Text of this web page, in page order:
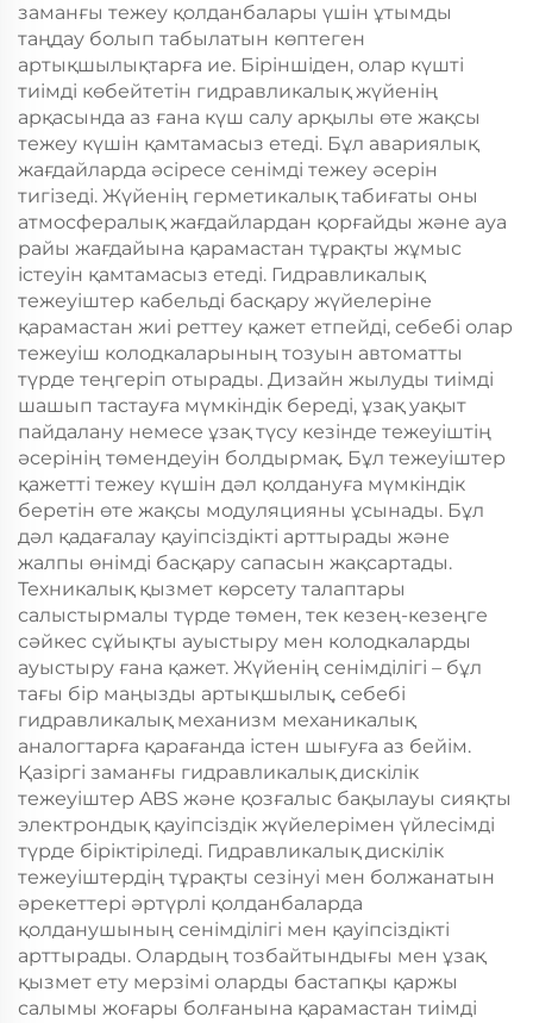
заманғы тежеу қолданбалары үшін ұтымды
таңдау болып табылатын көптеген
артықшылықтарға ие. Біріншіден, олар күшті
тиімді көбейтетін гидравликалық жүйенің
арқасында аз ғана күш салу арқылы өте жақсы
тежеу күшін қамтамасыз етеді. Бұл авариялық
жағдайларда әсіресе сенімді тежеу әсерін
тигізеді. Жүйенің герметикалық табиғаты оны
атмосфералық жағдайлардан қорғайды және ауа
райы жағдайына қарамастан тұрақты жұмыс
істеуін қамтамасыз етеді. Гидравликалық
тежеуіштер кабельді басқару жүйелеріне
қарамастан жиі реттеу қажет етпейді, себебі олар
тежеуіш колодкаларының тозуын автоматты
түрде теңгеріп отырады. Дизайн жылуды тиімді
шашып тастауға мүмкіндік береді, ұзақ уақыт
пайдалану немесе ұзақ түсу кезінде тежеуіштің
әсерінің төмендеуін болдырмақ. Бұл тежеуіштер
қажетті тежеу күшін дәл қолдануға мүмкіндік
беретін өте жақсы модуляцияны ұсынады. Бұл
дәл қадағалау қауіпсіздікті арттырады және
жалпы өнімді басқару сапасын жақсартады.
Техникалық қызмет көрсету талаптары
салыстырмалы түрде төмен, тек кезең-кезеңге
сәйкес сұйықты ауыстыру мен колодкаларды
ауыстыру ғана қажет. Жүйенің сенімділігі – бұл
тағы бір маңызды артықшылық, себебі
гидравликалық механизм механикалық
аналогтарға қарағанда істен шығуға аз бейім.
Қазіргі заманғы гидравликалық дискілік
тежеуіштер ABS және қозғалыс бақылауы сияқты
электрондық қауіпсіздік жүйелерімен үйлесімді
түрде біріктіріледі. Гидравликалық дискілік
тежеуіштердің тұрақты сезінуі мен болжанатын
әрекеттері әртүрлі қолданбаларда
қолданушының сенімділігі мен қауіпсіздікті
арттырады. Олардың тозбайтындығы мен ұзақ
қызмет ету мерзімі оларды бастапқы қаржы
салымы жоғары болғанына қарамастан тиімді